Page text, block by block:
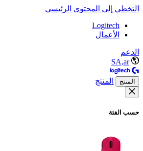
التخطي إلى المحتوى الرئيسي
Logitech
الأعمال
الدعم
SA,ar
المنتج المنتج
حسب الفئة